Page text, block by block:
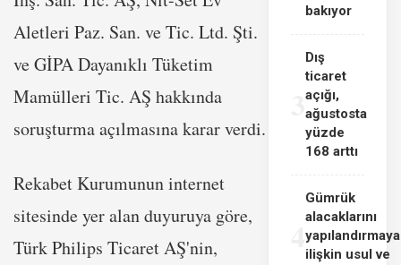
Aletleri Paz. San. ve Tic. Ltd. Şti.
ve GİPA Dayanıklı Tüketim
Mamülleri Tic. AŞ hakkında
soruşturma açılmasına karar verdi.
Rekabet Kurumunun internet
sitesinde yer alan duyuruya göre,
Türk Philips Ticaret AŞ'nin,
bakıyor
3
Dış
ticaret
açığı,
ağustosta
yüzde
168 arttı
4
Gümrük
alacaklarını
yapılandırmaya
ilişkin usul ve